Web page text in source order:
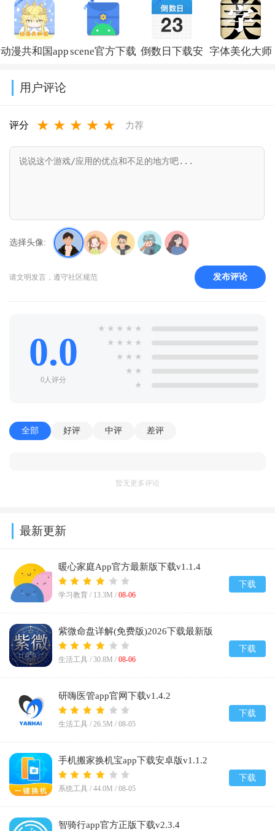
装新版本
v14.5.0
免费下载安装
(Kwai)v13.6.40.545802
调音器下载免
费版v7.97.0
载最新版
v1.1.73
动漫共和国appscene官方下载 倒数日下载安 字体美化大师
用户评论
评分 ★ ★ ★ ★ ★ 力荐
选择头像:
请文明发言，遵守社区规范 发布评论
0.0
0人评分
★ ★ ★ ★ ★
★ ★ ★ ★
★ ★ ★
★ ★
★
全部 好评 中评 差评
暂无更多评论
最新更新
暖心家庭App官方最新版下载v1.1.4
学习教育 / 13.3M / 08-06
下载
紫微命盘详解(免费版)2026下载最新版
v1.1
生活工具 / 30.8M / 08-06
下载
研嗨医管app官网下载v1.4.2
生活工具 / 26.5M / 08-05
下载
手机搬家换机宝app下载安卓版v1.1.2
系统工具 / 44.0M / 08-05
下载
智骑行app官方正版下载v2.3.4